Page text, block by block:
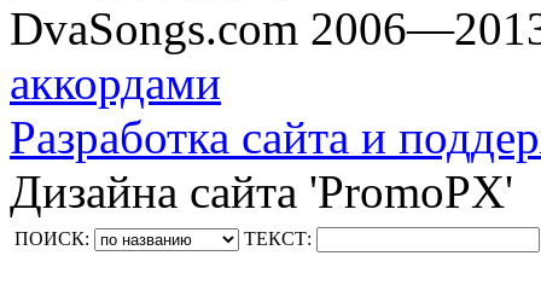
DvaSongs.com
аккордами
Разработка сайта и
Дизайна сайта 'PromoPX'
ПОИСК: ТЕКСТ: